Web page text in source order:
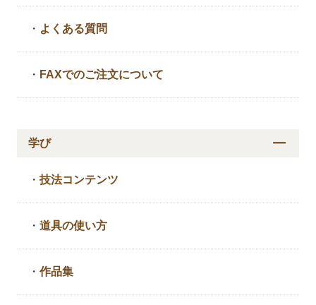
・ よくある質問
・ FAXでのご注文について
学び
・技法コンテンツ
・道具の使い方
・作品集